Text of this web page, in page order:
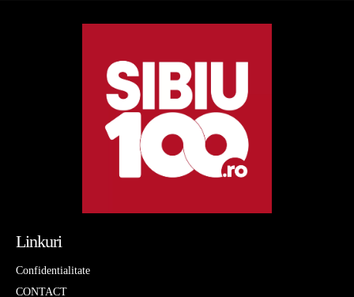
Linkuri
Confidentialitate
CONTACT